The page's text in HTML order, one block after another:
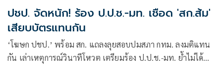
ปชป. จัดหนัก! ร้อง ป.ป.ช.-มท. เชือด 'สก.ส้ม'
เสียบบัตรแทนกัน
‘โฆษก ปชป.’ พร้อม สก. แถลงลุยสอบปมสภา กทม. ลงมติแทน
กัน เล่าเหตุการณ์วินาทีโหวต เตรียมร้อง ป.ป.ช.-มท. ย้ำไม่ได้